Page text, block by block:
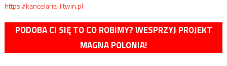
https://kancelaria-litwin.pl
PODOBA CI SIĘ TO CO ROBIMY? WESPRZYJ PROJEKT
MAGNA POLONIA!